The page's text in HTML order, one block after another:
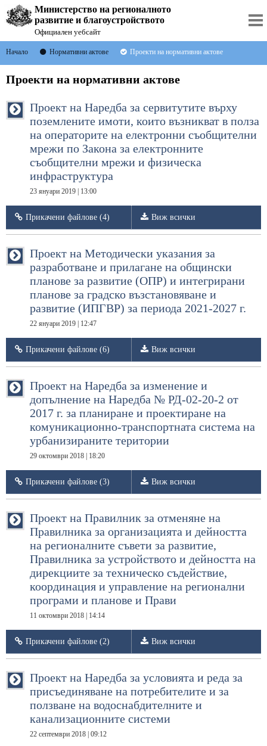
Министерство на регионалното
развитие и благоустройството
Официален уебсайт
Начало Нормативни актове Проекти на нормативни актове
Проекти на нормативни актове
Проект на Наредба за сервитутите върху
поземлените имоти, които възникват в полза
на операторите на електронни съобщителни
мрежи по Закона за електронните
съобщителни мрежи и физическа
инфраструктура
23 януари 2019 | 13:00
Прикачени файлове (4) Виж всички
Проект на Методически указания за
разработване и прилагане на общински
планове за развитие (ОПР) и интегрирани
планове за градско възстановяване и
развитие (ИПГВР) за периода 2021-2027 г.
22 януари 2019 | 12:47
Прикачени файлове (6) Виж всички
Проект на Наредба за изменение и
допълнение на Наредба № РД-02-20-2 от
2017 г. за планиране и проектиране на
комуникационно-транспортната система на
урбанизираните територии
29 октомври 2018 | 18:20
Прикачени файлове (3) Виж всички
Проект на Правилник за отменяне на
Правилника за организацията и дейността
на регионалните съвети за развитие,
Правилника за устройството и дейността на
дирекциите за техническо съдействие,
координация и управление на регионални
програми и планове и Прави
11 октомври 2018 | 14:14
Прикачени файлове (2) Виж всички
Проект на Наредба за условията и реда за
присъединяване на потребителите и за
ползване на водоснабдителните и
канализационните системи
22 септември 2018 | 09:12